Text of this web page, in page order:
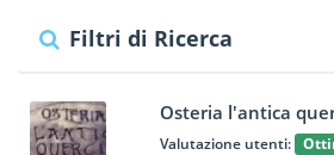
Filtri di Ricerca
Osteria l'antica
Valutazione utenti: